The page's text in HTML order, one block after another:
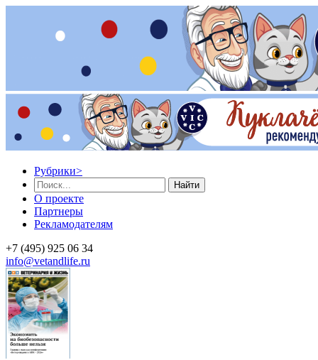
Рубрики>
Найти
О проекте
Партнеры
Рекламодателям
+7 (495) 925 06 34
info@vetandlife.ru